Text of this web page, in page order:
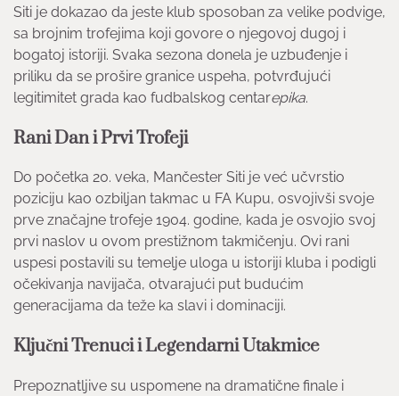
Siti je dokazao da jeste klub sposoban za velike podvige,
sa brojnim trofejima koji govore o njegovoj dugoj i
bogatoj istoriji. Svaka sezona donela je uzbuđenje i
priliku da se prošire granice uspeha, potvrđujući
legitimitet grada kao fudbalskog centarepika.
Rani Dan i Prvi Trofeji
Do početka 20. veka, Mančester Siti je već učvrstio
poziciju kao ozbiljan takmac u FA Kupu, osvojivši svoje
prve značajne trofeje 1904. godine, kada je osvojio svoj
prvi naslov u ovom prestižnom takmičenju. Ovi rani
uspesi postavili su temelje uloga u istoriji kluba i podigli
očekivanja navijača, otvarajući put budućim
generacijama da teže ka slavi i dominaciji.
Ključni Trenuci i Legendarni Utakmice
Prepoznatljive su uspomene na dramatične finale i